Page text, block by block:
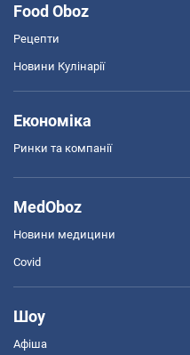
Food Oboz
Рецепти
Новини Кулінарії
Економіка
Ринки та компанії
MedOboz
Новини медицини
Covid
Шоу
Афіша